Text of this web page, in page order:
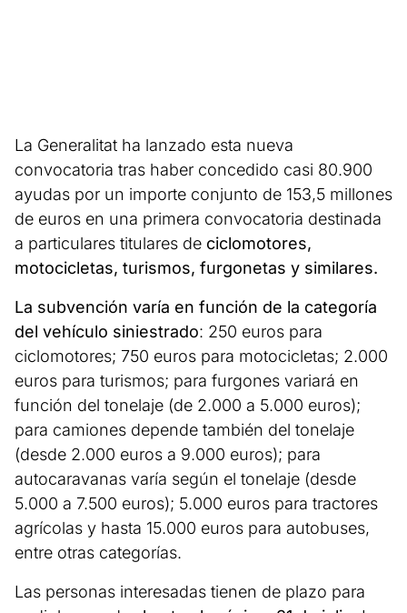
La Generalitat ha lanzado esta nueva
convocatoria tras haber concedido casi 80.900
ayudas por un importe conjunto de 153,5 millones
de euros en una primera convocatoria destinada
a particulares titulares de ciclomotores,
motocicletas, turismos, furgonetas y similares.
La subvención varía en función de la categoría
del vehículo siniestrado: 250 euros para
ciclomotores; 750 euros para motocicletas; 2.000
euros para turismos; para furgones variará en
función del tonelaje (de 2.000 a 5.000 euros);
para camiones depende también del tonelaje
(desde 2.000 euros a 9.000 euros); para
autocaravanas varía según el tonelaje (desde
5.000 a 7.500 euros); 5.000 euros para tractores
agrícolas y hasta 15.000 euros para autobuses,
entre otras categorías.
Las personas interesadas tienen de plazo para